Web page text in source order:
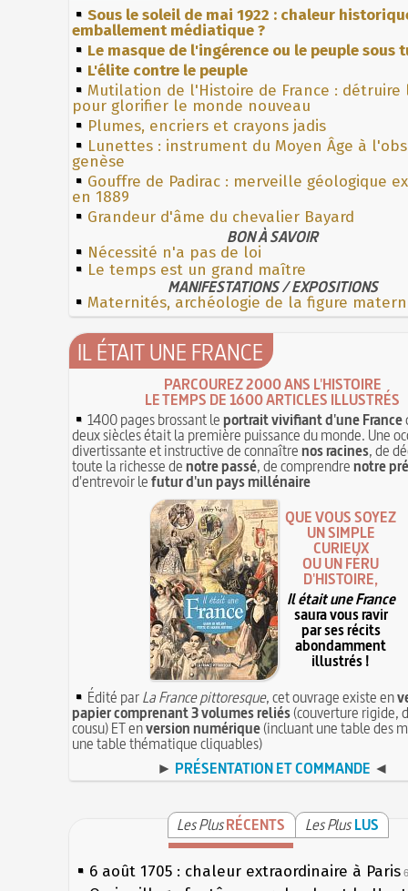
Sous le soleil de mai 1922 : chaleur
emballement médiatique ?
Le masque de l'ingérence ou le peuple sous
L'élite contre le peuple
Mutilation de l'Histoire de France : détruire
pour glorifier le monde nouveau
Plumes, encriers et crayons jadis
Lunettes : instrument du Moyen Âge à
genèse
Gouffre de Padirac : merveille géologique
en 1889
Grandeur d'âme du chevalier Bayard
BON À SAVOIR
Nécessité n'a pas de loi
Le temps est un grand maître
MANIFESTATIONS / EXPOSITIONS
Maternités, archéologie de la figure
IL ÉTAIT UNE FRANCE
PARCOUREZ 2000 ANS L'HISTOIRE
LE TEMPS DE 1600 ARTICLES ILLUSTRÉS
1400 pages brossant leportrait vivifiant d'une France
deux siècles était la première puissance du monde. Une
divertissante et instructive de connaîtrenos racines, de
toute la richesse denotre passé, de comprendrenotre
d'entrevoir lefutur d'un pays millénaire
QUE VOUS SOYEZ
UN SIMPLE
CURIEUX
OU UN FÉRU
D'HISTOIRE,
Il était une France
saura vous ravir
par ses récits
abondamment
illustrés !
Édité parLa France pittoresque, cet ouvrage existe en
papier comprenant 3 volumes reliés(couverture rigide,
cousu) ET enversion numérique(incluant une table des
une table thématique cliquables)
► PRÉSENTATION ET COMMANDE ◄
Les PlusRÉCENTS Les Plus LUS
6 août 1705 : chaleur extraordinaire à Paris